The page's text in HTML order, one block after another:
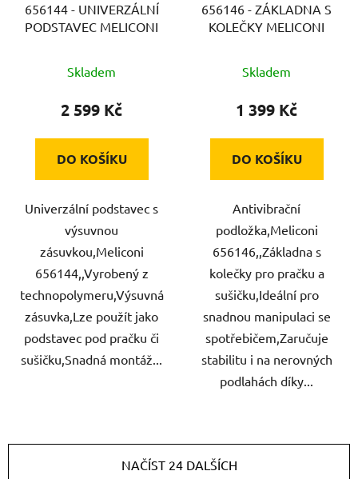
656144 - UNIVERZÁLNÍ
PODSTAVEC MELICONI
Skladem
2 599 Kč
DO KOŠÍKU
Univerzální podstavec s
výsuvnou
zásuvkou,Meliconi
656144,,Vyrobený z
technopolymeru,Výsuvná
zásuvka,Lze použít jako
podstavec pod pračku či
sušičku,Snadná montáž...
656146 - ZÁKLADNA S
KOLEČKY MELICONI
Skladem
1 399 Kč
DO KOŠÍKU
Antivibrační
podložka,Meliconi
656146,,Základna s
kolečky pro pračku a
sušičku,Ideální pro
snadnou manipulaci se
spotřebičem,Zaručuje
stabilitu i na nerovných
podlahách díky...
NAČÍST 24 DALŠÍCH